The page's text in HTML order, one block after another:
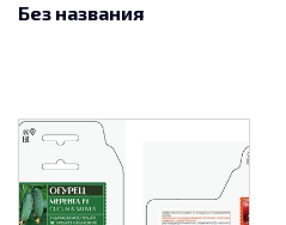
Без названия